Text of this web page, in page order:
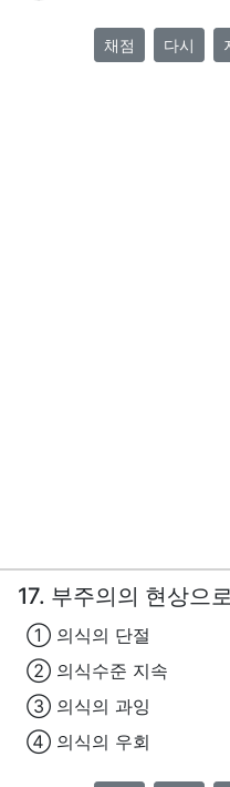
채점 다시
17. 부주의의 현상으
① 의식의 단절
② 의식수준 지속
③ 의식의 과잉
④ 의식의 우회